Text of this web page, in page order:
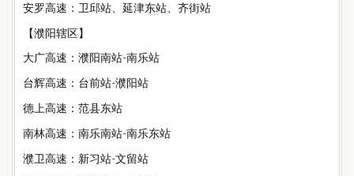
安罗高速：卫邱站、延津东站、齐街站
【濮阳辖区】
大广高速：濮阳南站-南乐站
台辉高速：台前站-濮阳站
德上高速：范县东站
南林高速：南乐南站-南乐东站
濮卫高速：新习站-文留站